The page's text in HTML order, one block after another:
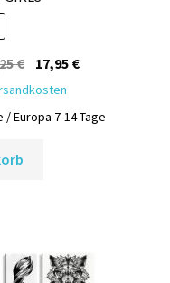
€ Ursprünglicher
Preis
17,95 €Aktueller
/ Europa 7-14 Tage